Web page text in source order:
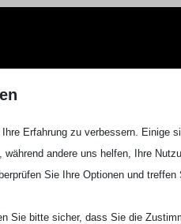
Erfahrung zu verbessern. Einige
andere uns helfen, Ihre
Sie Ihre Optionen und treffen
Sie bitte sicher, dass Sie die